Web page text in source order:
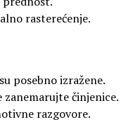
rasterećenje.
posebno izražene.
činjenice.
razgovore.